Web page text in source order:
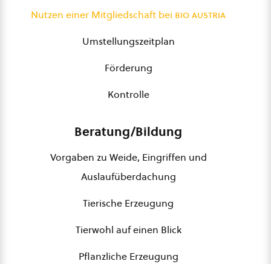
Nutzen einer Mitgliedschaft bei bio austria
Umstellungszeitplan
Förderung
Kontrolle
Beratung/Bildung
Vorgaben zu Weide, Eingriffen und
Auslaufüberdachung
Tierische Erzeugung
Tierwohl auf einen Blick
Pflanzliche Erzeugung